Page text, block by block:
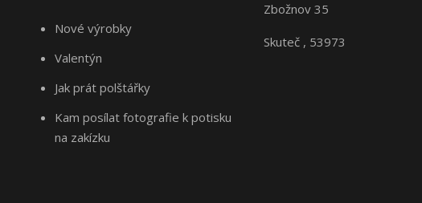
Nové výrobky
Valentýn
Jak prát polštářky
Kam posílat fotografie k potisku
na zakízku
Zbožnov 35
Skuteč , 53973